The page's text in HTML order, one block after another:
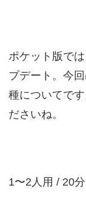
ポケット版で
プデート。今
種についてで
ださいね。
1〜2人用 / 20